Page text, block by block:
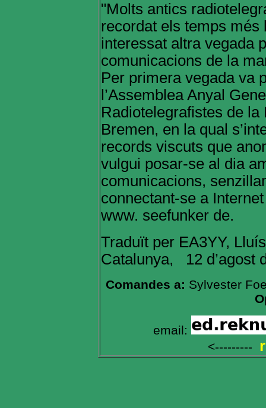
"Molts antics
recordat els temps més
interessat altra vegada
comunicacions de la
Per primera vegada va
l’Assemblea Anyal
Radiotelegrafistes de
Bremen, en la qual
records viscuts que
vulgui posar-se al dia
comunicacions,
connectant-se a
www. seefunker de.
Traduït per EA3YY,
Catalunya, 12 d’agost
Comandes a: Sylvester
email:
<---------